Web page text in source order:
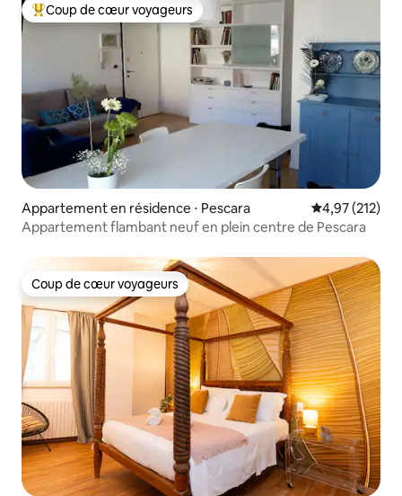
Coups de cœur voyageurs les plus appréciés
Coup de cœur voyageurs
Appartement en résidence ⋅ Pescara Évaluation
4,97 (212)
Appartement flambant neuf en plein centre de Pescara
Coup de cœur voyageurs
Coup de cœur voyageurs